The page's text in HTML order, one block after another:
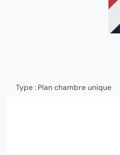
Type : Plan chambre unique